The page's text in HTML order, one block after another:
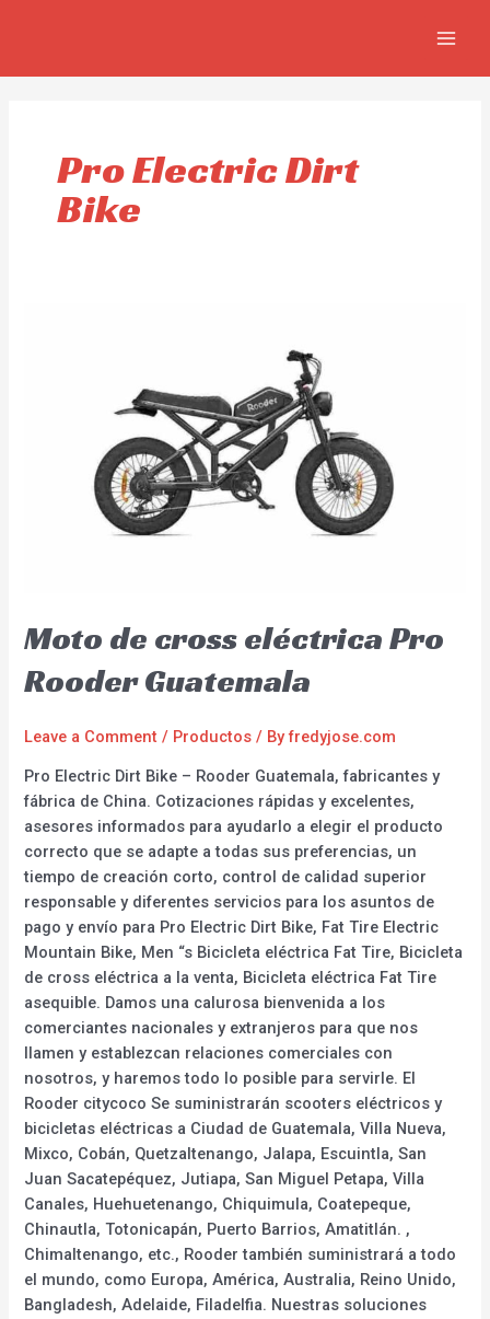
Pro Electric Dirt
Bike
Moto de cross eléctrica Pro
Rooder Guatemala
Leave a Comment / Productos / Byfredyjose.com
Pro Electric Dirt Bike – Rooder Guatemala, fabricantes y
fábrica de China. Cotizaciones rápidas y excelentes,
asesores informados para ayudarlo a elegir el producto
correcto que se adapte a todas sus preferencias, un
tiempo de creación corto, control de calidad superior
responsable y diferentes servicios para los asuntos de
pago y envío para Pro Electric Dirt Bike, Fat Tire Electric
Mountain Bike, Men “s Bicicleta eléctrica Fat Tire, Bicicleta
de cross eléctrica a la venta, Bicicleta eléctrica Fat Tire
asequible. Damos una calurosa bienvenida a los
comerciantes nacionales y extranjeros para que nos
llamen y establezcan relaciones comerciales con
nosotros, y haremos todo lo posible para servirle. El
Rooder citycoco Se suministrarán scooters eléctricos y
bicicletas eléctricas a Ciudad de Guatemala, Villa Nueva,
Mixco, Cobán, Quetzaltenango, Jalapa, Escuintla, San
Juan Sacatepéquez, Jutiapa, San Miguel Petapa, Villa
Canales, Huehuetenango, Chiquimula, Coatepeque,
Chinautla, Totonicapán, Puerto Barrios, Amatitlán. ,
Chimaltenango, etc., Rooder también suministrará a todo
el mundo, como Europa, América, Australia, Reino Unido,
Bangladesh, Adelaide, Filadelfia. Nuestras soluciones